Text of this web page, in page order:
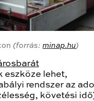
(forrás:minap.hu)
eszköze lehet,
rendszer az
követési